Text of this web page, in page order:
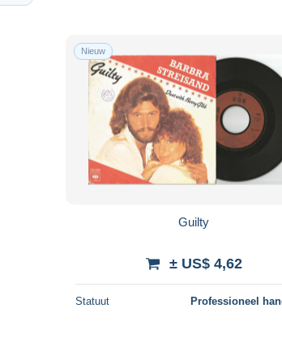
Nieuw
Guilty
± US$ 4,62
Statuut Professioneel